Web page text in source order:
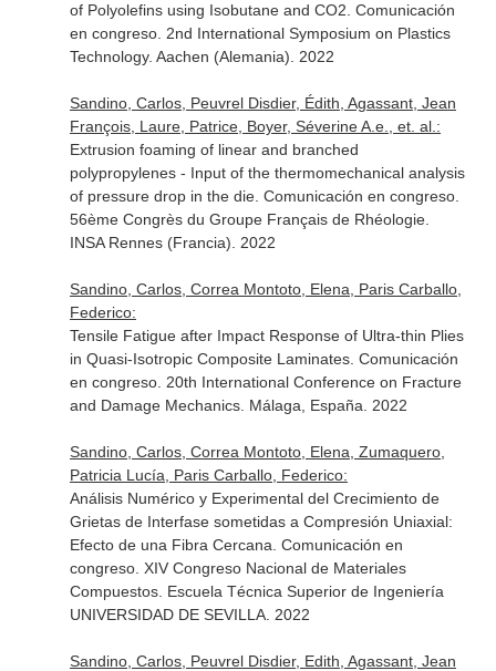
of Polyolefins using Isobutane and CO2. Comunicación
en congreso. 2nd International Symposium on Plastics
Technology. Aachen (Alemania). 2022
Sandino, Carlos, Peuvrel Disdier, Édith, Agassant, Jean
François, Laure, Patrice, Boyer, Séverine A.e., et. al.:
Extrusion foaming of linear and branched
polypropylenes - Input of the thermomechanical analysis
of pressure drop in the die. Comunicación en congreso.
56ème Congrès du Groupe Français de Rhéologie.
INSA Rennes (Francia). 2022
Sandino, Carlos, Correa Montoto, Elena, Paris Carballo,
Federico:
Tensile Fatigue after Impact Response of Ultra-thin Plies
in Quasi-Isotropic Composite Laminates. Comunicación
en congreso. 20th International Conference on Fracture
and Damage Mechanics. Málaga, España. 2022
Sandino, Carlos, Correa Montoto, Elena, Zumaquero,
Patricia Lucía, Paris Carballo, Federico:
Análisis Numérico y Experimental del Crecimiento de
Grietas de Interfase sometidas a Compresión Uniaxial:
Efecto de una Fibra Cercana. Comunicación en
congreso. XIV Congreso Nacional de Materiales
Compuestos. Escuela Técnica Superior de Ingeniería
UNIVERSIDAD DE SEVILLA. 2022
Sandino, Carlos, Peuvrel Disdier, Edith, Agassant, Jean